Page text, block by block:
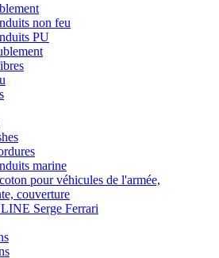
non feu
PU
marine
pour véhicules de l'armée,
couverture
Serge Ferrari